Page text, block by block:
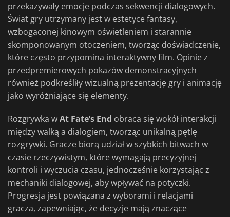
przekazywały emocje podczas sekwencji dialogowych.
Świat gry utrzymany jest w estetyce fantasy,
wzbogaconej kinowym oświetleniem i starannie
skomponowanym otoczeniem, tworząc doświadczenie,
które często przypomina interaktywny film. Opinie z
przedpremierowych pokazów demonstracyjnych
również podkreśliły wizualną prezentację gry i animację
jako wyróżniające się elementy.
Rozgrywka wAt Fate’s End obraca się wokół interakcji
między walką a dialogiem, tworząc unikalną pętlę
rozgrywki. Gracze biorą udział w szybkich bitwach w
czasie rzeczywistym, które wymagają precyzyjnej
kontroli i wyczucia czasu, jednocześnie korzystając z
mechaniki dialogowej, aby wpływać na potyczki.
Progresja jest powiązana z wyborami i relacjami
gracza, zapewniając, że decyzje mają znaczące